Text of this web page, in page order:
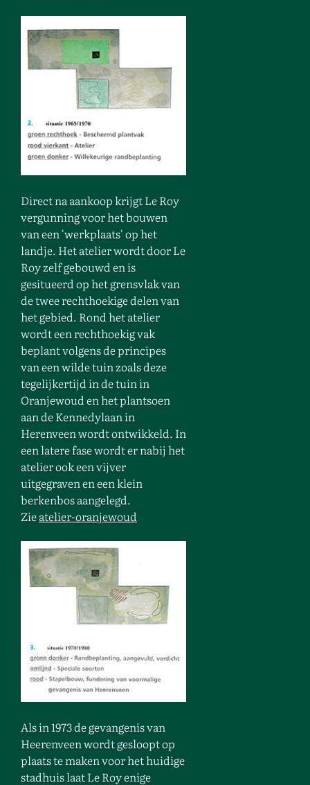
Direct na aankoop krijgt Le Roy
vergunning voor het bouwen
van een 'werkplaats' op het
landje. Het atelier wordt door Le
Roy zelf gebouwd en is
gesitueerd op het grensvlak van
de twee rechthoekige delen van
het gebied. Rond het atelier
wordt een rechthoekig vak
beplant volgens de principes
van een wilde tuin zoals deze
tegelijkertijd in de tuin in
Oranjewoud en het plantsoen
aan de Kennedylaan in
Herenveen wordt ontwikkeld. In
een latere fase wordt er nabij het
atelier ook een vijver
uitgegraven en een klein
berkenbos aangelegd.
Zieatelier-oranjewoud
Als in 1973 de gevangenis van
Heerenveen wordt gesloopt op
plaats te maken voor het huidige
stadhuis laat Le Roy enige